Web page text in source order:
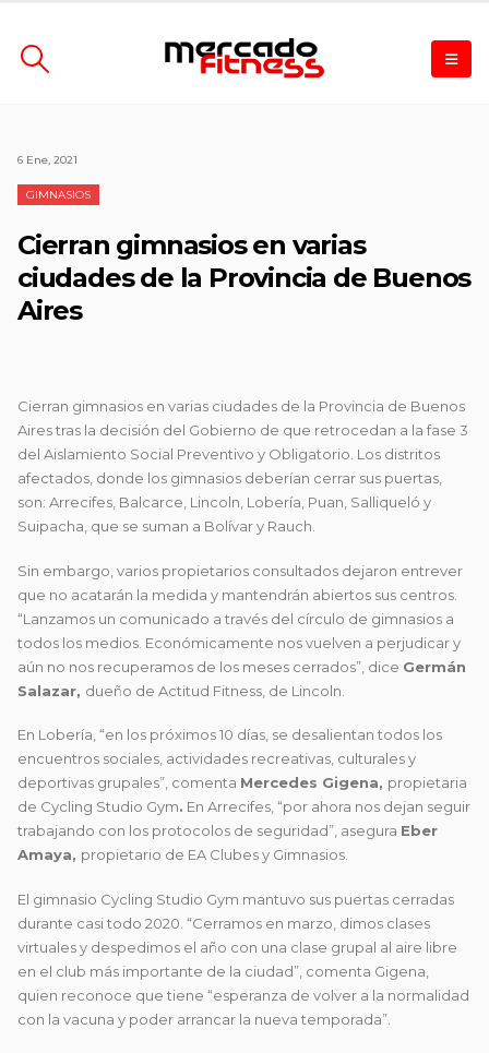
6 Ene, 2021
GIMNASIOS
Cierran gimnasios en varias
ciudades de la Provincia de Buenos
Aires
Cierran gimnasios en varias ciudades de la Provincia de Buenos
Aires tras la decisión del Gobierno de que retrocedan a la fase 3
del Aislamiento Social Preventivo y Obligatorio. Los distritos
afectados, donde los gimnasios deberían cerrar sus puertas,
son: Arrecifes, Balcarce, Lincoln, Lobería, Puan, Salliqueló y
Suipacha, que se suman a Bolívar y Rauch.
Sin embargo, varios propietarios consultados dejaron entrever
que no acatarán la medida y mantendrán abiertos sus centros.
“Lanzamos un comunicado a través del círculo de gimnasios a
todos los medios. Económicamente nos vuelven a perjudicar y
aún no nos recuperamos de los meses cerrados”, dice Germán
Salazar, dueño de Actitud Fitness, de Lincoln.
En Lobería, “en los próximos 10 días, se desalientan todos los
encuentros sociales, actividades recreativas, culturales y
deportivas grupales”, comenta Mercedes Gigena, propietaria
de Cycling Studio Gym. En Arrecifes, “por ahora nos dejan seguir
trabajando con los protocolos de seguridad”, asegura Eber
Amaya, propietario de EA Clubes y Gimnasios.
El gimnasio Cycling Studio Gym mantuvo sus puertas cerradas
durante casi todo 2020. “Cerramos en marzo, dimos clases
virtuales y despedimos el año con una clase grupal al aire libre
en el club más importante de la ciudad”, comenta Gigena,
quien reconoce que tiene “esperanza de volver a la normalidad
con la vacuna y poder arrancar la nueva temporada”.